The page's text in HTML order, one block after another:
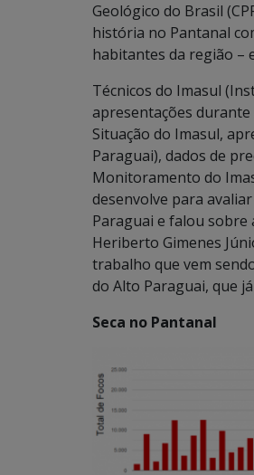
Geológico do Brasil
história no Pantanal
habitantes da região –
Técnicos do Imasul
apresentações durante
Situação do Imasul,
Paraguai), dados de
Monitoramento do
desenvolve para
Paraguai e falou sobre
Heriberto Gimenes
trabalho que vem
do Alto Paraguai, que
Seca no Pantanal